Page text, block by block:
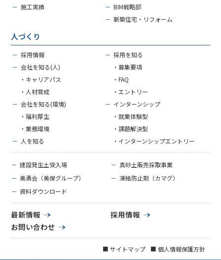
－施工実績 －BIM戦略部
－新築住宅・リフォーム
人づくり
－採用情報 －採用を知る
－会社を知る(人)
・募集要項
・キャリアパス
・FAQ
・人材育成
・エントリー
－会社を知る(環境) － インターンシップ
・福利厚生
・就業体験型
・業務環境
・課題解決型
－ 人を知る ・インターンシップエントリー
－建設発生土受入場 － 真砂土販売採取事業
－美勇会（美保グループ） － 凍結防止剤（カマグ）
－資料ダウンロード
最新情報
採用情報
お問い合わせ
■ サイトマップ ■ 個人情報保護方針